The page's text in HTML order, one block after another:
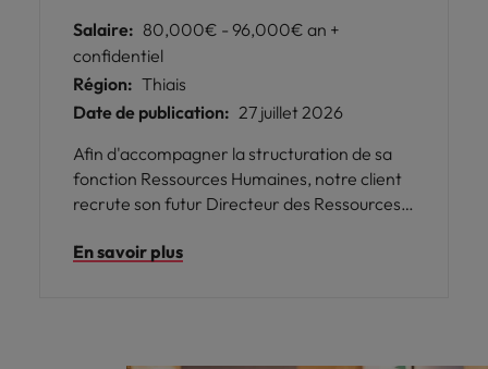
Salaire: 80,000€ - 96,000€ an +
confidentiel
Région: Thiais
Date de publication: 27 juillet 2026
Afin d'accompagner la structuration de sa
fonction Ressources Humaines, notre client
recrute son futur Directeur des Ressources
Générale, il interviendra sur l'ensemble des
En savoir plus